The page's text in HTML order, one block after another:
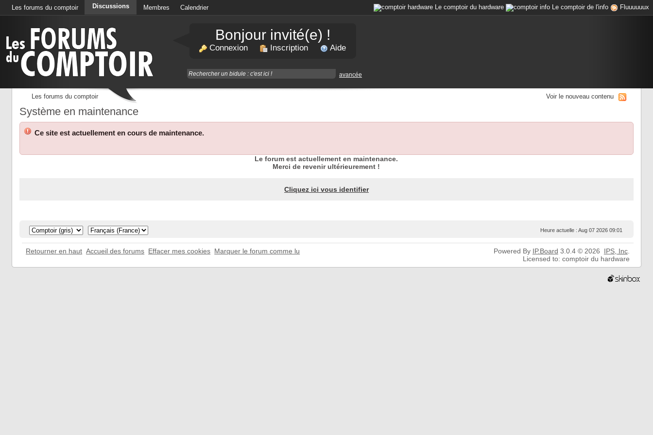
Les forums du comptoir Discussions Membres Calendrier Le comptoir du hardware Le comptoir de l'info Fluuuuuux
Bonjour invité(e) !
Connexion Inscription Aide
avancée
Les forums du comptoir Voir le nouveau contenu
Système en maintenance
Ce site est actuellement en cours de maintenance.
Le forum est actuellement en maintenance.
Merci de revenir ultérieurement !
Cliquez ici vous identifier
Heure actuelle : Aug 07 2026 09:01
Retourner en haut Accueil des forums Effacer mes cookies Marquer le forum comme lu Powered By IP.Board 3.0.4 © 2026 IPS, Inc.
Licensed to: comptoir du hardware